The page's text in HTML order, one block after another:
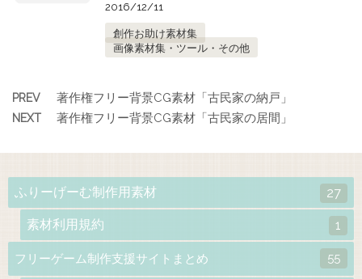
2016/12/11
創作お助け素材集
画像素材集・ツール・その他
PREV 著作権フリー背景CG素材「古民家の納戸」
NEXT 著作権フリー背景CG素材「古民家の居間」
ふりーげーむ制作用素材 27
素材利用規約 1
フリーゲーム制作支援サイトまとめ 55